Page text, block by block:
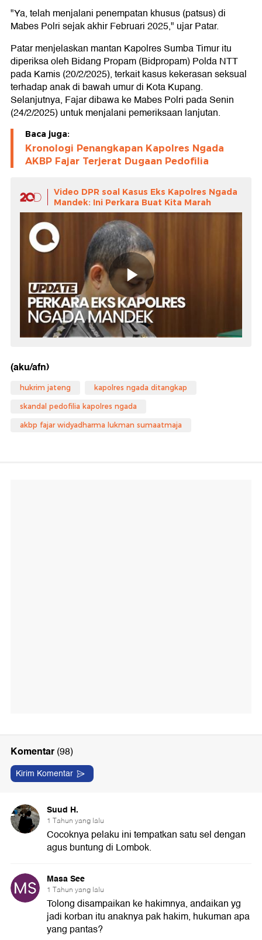
"Ya, telah menjalani penempatan khusus (patsus) di
Mabes Polri sejak akhir Februari 2025," ujar Patar.
Patar menjelaskan mantan Kapolres Sumba Timur itu
diperiksa oleh Bidang Propam (Bidpropam) Polda NTT
pada Kamis (20/2/2025), terkait kasus kekerasan seksual
terhadap anak di bawah umur di Kota Kupang.
Selanjutnya, Fajar dibawa ke Mabes Polri pada Senin
(24/2/2025) untuk menjalani pemeriksaan lanjutan.
Baca juga:
Kronologi Penangkapan Kapolres Ngada
AKBP Fajar Terjerat Dugaan Pedofilia
Video DPR soal Kasus Eks Kapolres Ngada
Mandek: Ini Perkara Buat Kita Marah
(aku/afn)
hukrim jateng kapolres ngada ditangkap
skandal pedofilia kapolres ngada
akbp fajar widyadharma lukman sumaatmaja